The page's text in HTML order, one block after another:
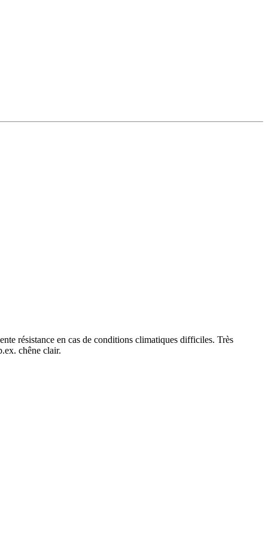
résistance en cas de conditions climatiques difficiles. Très
chêne clair.